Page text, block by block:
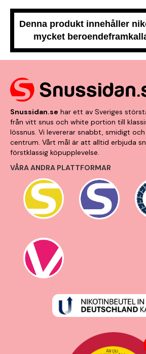
Denna produkt innehåller
mycket
Snussidan.se har ett av Sveriges
från vitt snus och white portion till
lössnus. Vi levererar snabbt, smidigt
centrum. Vårt mål är att alltid erbjuda
förstklassig köpupplevelse.
VÅRA ANDRA PLATTFORMAR